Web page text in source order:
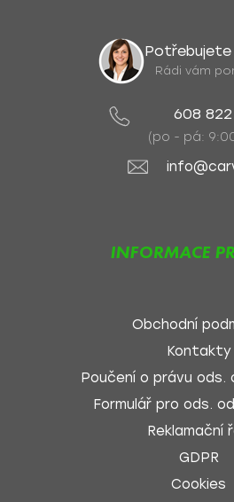
Rádi vám
608
(po - pá:
INFORMACE
Obchodní
Kontakty
Poučení o právu ods.
Formulář pro ods.
Reklamační
GDPR
Cookies